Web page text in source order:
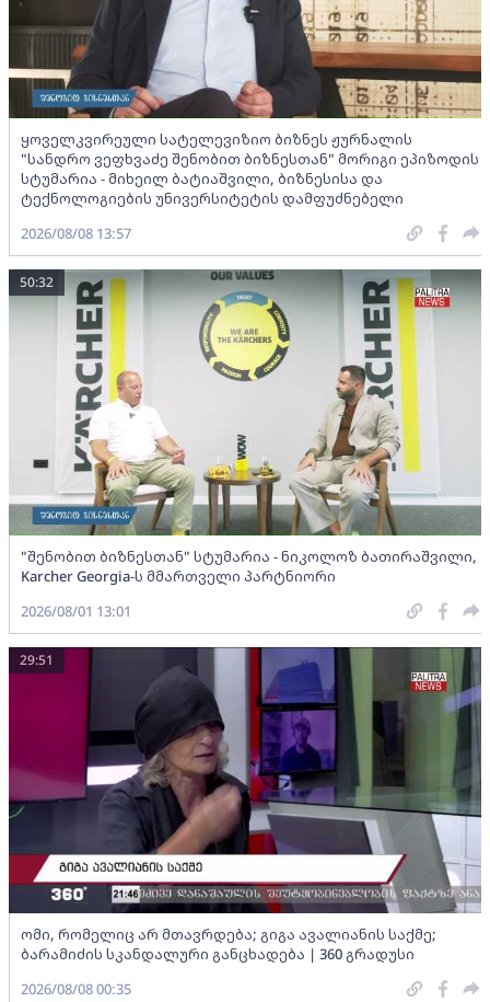
ყოველკვირეული სატელევიზიო ბიზნეს ჟურნალის
"სანდრო ვეფხვაძე შენობით ბიზნესთან" მორიგი ეპიზოდის
სტუმარია - მიხეილ ბატიაშვილი, ბიზნესისა და
ტექნოლოგიების უნივერსიტეტის დამფუძნებელი
2026/08/08 13:57
"შენობით ბიზნესთან" სტუმარია - ნიკოლოზ ბათირაშვილი,
Karcher Georgia-ს მმართველი პარტნიორი
50:32
2026/08/01 13:01
ომი, რომელიც არ მთავრდება; გიგა ავალიანის საქმე;
ბარამიძის სკანდალური განცხადება | 360 გრადუსი
29:51
2026/08/08 00:35